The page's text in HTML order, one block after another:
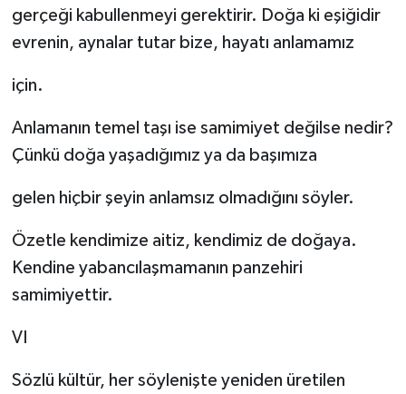
gerçeği kabullenmeyi gerektirir. Doğa ki eşiğidir
evrenin, aynalar tutar bize, hayatı anlamamız
için.
Anlamanın temel taşı ise samimiyet değilse nedir?
Çünkü doğa yaşadığımız ya da başımıza
gelen hiçbir şeyin anlamsız olmadığını söyler.
Özetle kendimize aitiz, kendimiz de doğaya.
Kendine yabancılaşmamanın panzehiri
samimiyettir.
VI
Sözlü kültür, her söylenişte yeniden üretilen